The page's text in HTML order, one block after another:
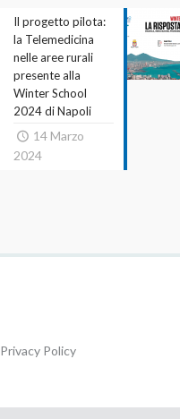
Il progetto pilota:
la Telemedicina
nelle aree rurali
presente alla
Winter School
2024 di Napoli
14 Marzo
2024
Privacy Policy